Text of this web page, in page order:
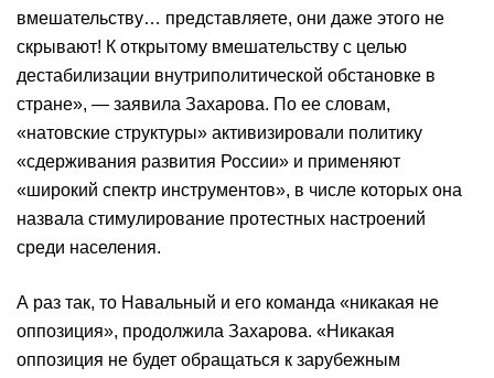
вмешательству… представляете, они даже этого не
скрывают! К открытому вмешательству с целью
дестабилизации внутриполитической обстановке в
стране», — заявила Захарова. По ее словам,
«натовские структуры» активизировали политику
«сдерживания развития России» и применяют
«широкий спектр инструментов», в числе которых она
назвала стимулирование протестных настроений
среди населения.
А раз так, то Навальный и его команда «никакая не
оппозиция», продолжила Захарова. «Никакая
оппозиция не будет обращаться к зарубежным